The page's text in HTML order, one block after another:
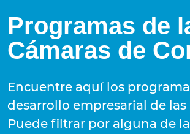
Programas de
Cámaras de
Encuentre aquí los
desarrollo empresarial de las
Puede filtrar por alguna de